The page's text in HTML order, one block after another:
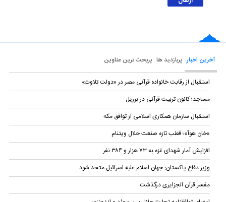
آخرین اخبار پربازدید ها پربحث ترین عناوین
استقبال از رقابت خانواده قرآنی مصر در «دولت تلاوت»
مساجد؛ کانون تربیت قرآنی در برزیل
استقبال سازمان همکاری اسلامی از توافق مکه
«خان هوآ»؛ قطب تازه صنعت حلال ویتنام
افزایش آمار شهدای غزه به ۷۳ هزار و ۳۸۴ نفر
وزیر دفاع پاکستان: جهان اسلام علیه اسرائیل متحد شود
مفسر قرآن الجزایری درگذشت